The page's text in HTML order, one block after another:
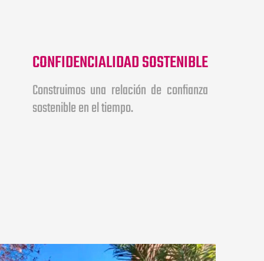
CONFIDENCIALIDAD SOSTENIBLE
Construimos una relación de confianza
sostenible en el tiempo.